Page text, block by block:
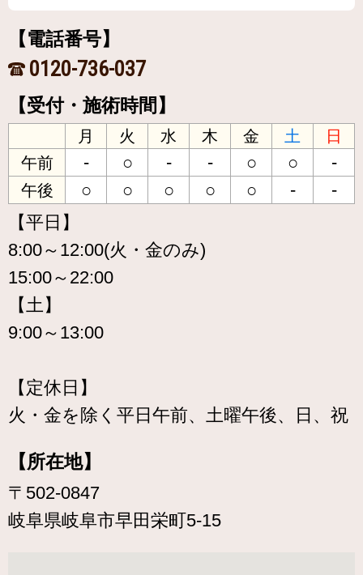
【電話番号】
0120-736-037
【受付・施術時間】
月 火 水 木 金 土
日
午前
- ○ - - ○ ○ -
午後 ○ ○ ○ ○ ○ -
-
【平日】
8:00～12:00(火・金のみ)
15:00～22:00
【土】
9:00～13:00
【定休日】
火・金を除く平日午前、土曜午後、日、祝
【所在地】
〒502-0847
岐阜県岐阜市早田栄町5-15